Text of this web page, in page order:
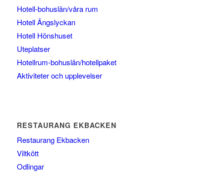
Hotell-bohuslän/våra rum
Hotell Ängslyckan
Hotell Hönshuset
Uteplatser
Hotellrum-bohuslän/hotellpaket
Aktiviteter och upplevelser
RESTAURANG EKBACKEN
Restaurang Ekbacken
Viltkött
Odlingar